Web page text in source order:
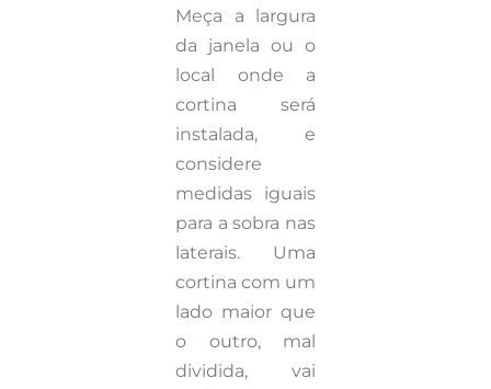
Meça a largura
da janela ou o
local onde a
cortina será
instalada, e
considere
medidas iguais
para a sobra nas
laterais. Uma
cortina com um
lado maior que
o outro, mal
dividida, vai